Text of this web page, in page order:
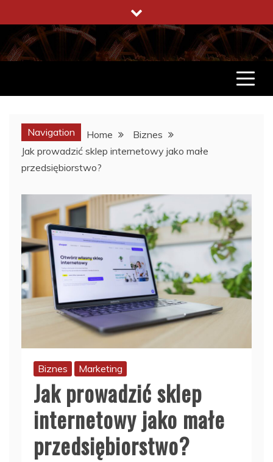
to
content
ENCYKLOPEDIA ŻYCIA
CO WARTO W ŻYCIU WIEDZIEĆ
Navigation Home
Biznes
Jak prowadzić sklep internetowy jako małe
przedsiębiorstwo?
Biznes Marketing
Jak prowadzić sklep
internetowy jako małe
przedsiębiorstwo?